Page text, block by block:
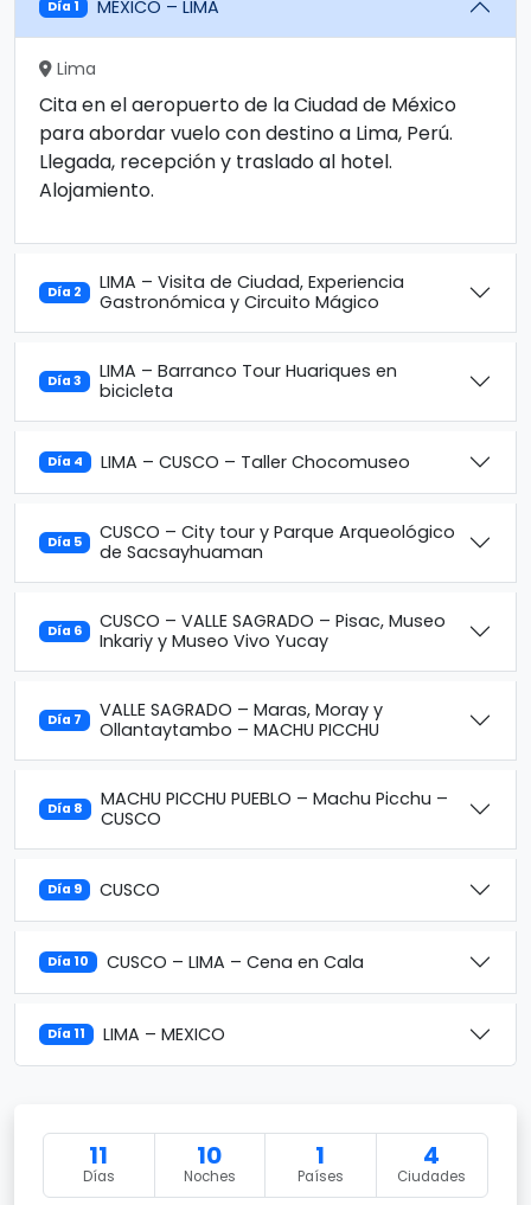
Día 1 MÉXICO – LIMA
Lima
Cita en el aeropuerto de la Ciudad de México
para abordar vuelo con destino a Lima, Perú.
Llegada, recepción y traslado al hotel.
Alojamiento.
Día 2
LIMA – Visita de Ciudad, Experiencia
Gastronómica y Circuito Mágico
Día 3
LIMA – Barranco Tour Huariques en
bicicleta
Día 4 LIMA – CUSCO – Taller Chocomuseo
Día 5
CUSCO – City tour y Parque Arqueológico
de Sacsayhuaman
Día 6
CUSCO – VALLE SAGRADO – Pisac, Museo
Inkariy y Museo Vivo Yucay
Día 7
VALLE SAGRADO – Maras, Moray y
Ollantaytambo – MACHU PICCHU
Día 8
MACHU PICCHU PUEBLO – Machu Picchu –
CUSCO
Día 9 CUSCO
Día 10 CUSCO – LIMA – Cena en Cala
Día 11 LIMA – MEXICO
11
Días
10
Noches
1
Países
4
Ciudades